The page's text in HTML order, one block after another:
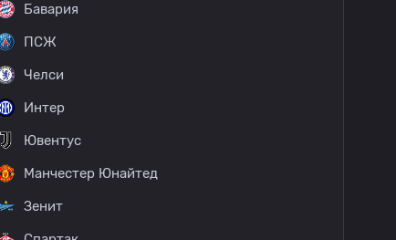
Бавария
ПСЖ
Челси
Интер
Ювентус
Манчестер Юнайтед
Зенит